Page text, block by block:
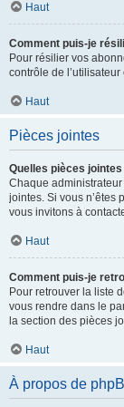
Haut
Comment puis-je
Pour résilier vos
contrôle de
Haut
Pièces jointes
Quelles pièces
Chaque
jointes. Si vous n’êtes
vous invitons à
Haut
Comment puis-je
Pour retrouver la liste
vous rendre dans le
la section des pièces
Haut
À propos de